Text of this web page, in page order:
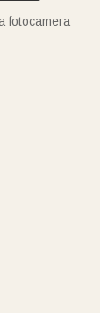
fotocamera